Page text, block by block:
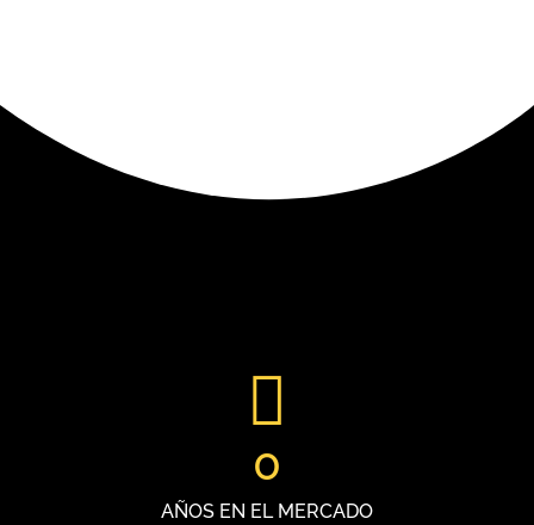
0
AÑOS EN EL MERCADO